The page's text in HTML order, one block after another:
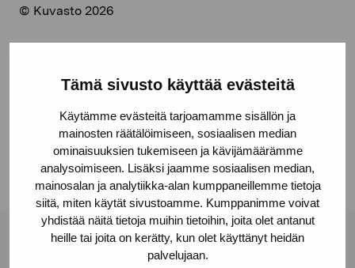
Tämä sivusto käyttää evästeitä
Käytämme evästeitä tarjoamamme sisällön ja
mainosten räätälöimiseen, sosiaalisen median
ominaisuuksien tukemiseen ja kävijämäärämme
analysoimiseen. Lisäksi jaamme sosiaalisen median,
mainosalan ja analytiikka-alan kumppaneillemme tietoja
siitä, miten käytät sivustoamme. Kumppanimme voivat
yhdistää näitä tietoja muihin tietoihin, joita olet antanut
heille tai joita on kerätty, kun olet käyttänyt heidän
palvelujaan.
© Kuvasto 2026
Facebook
Linkedin
Pro Artibus -säätiö